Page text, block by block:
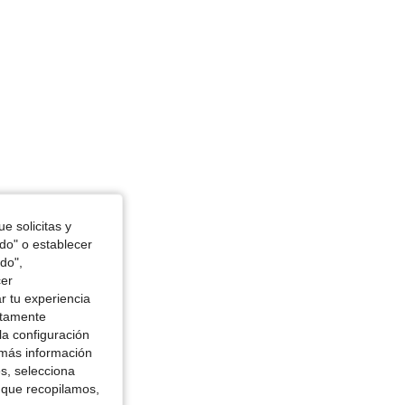
solicitas y
o establecer
tu experiencia
configuración
información
selecciona
recopilamos,